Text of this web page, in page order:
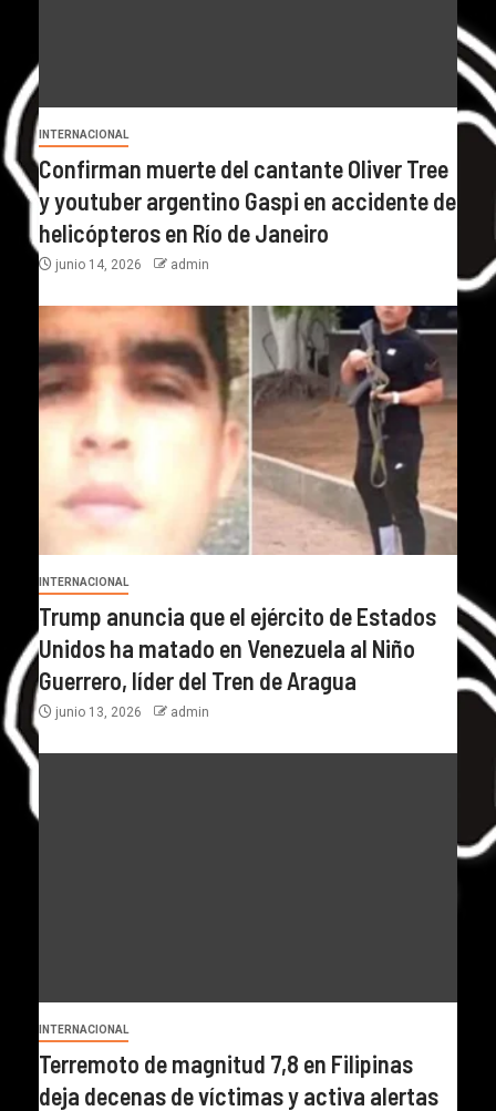
INTERNACIONAL
Confirman muerte del cantante Oliver Tree
y youtuber argentino Gaspi en accidente de
helicópteros en Río de Janeiro
junio 14, 2026 admin
INTERNACIONAL
Trump anuncia que el ejército de Estados
Unidos ha matado en Venezuela al Niño
Guerrero, líder del Tren de Aragua
junio 13, 2026 admin
INTERNACIONAL
Terremoto de magnitud 7,8 en Filipinas
deja decenas de víctimas y activa alertas